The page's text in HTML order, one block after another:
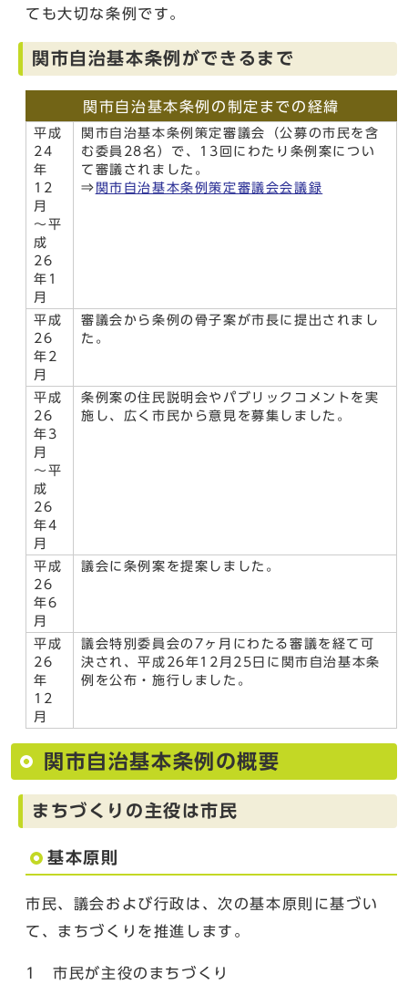
ても大切な条例です。
関市自治基本条例ができるまで
関市自治基本条例の制定までの経緯
平成
24
年
12
月
～平
成
26
年1
月
関市自治基本条例策定審議会（公募の市民を含
む委員28名）で、13回にわたり条例案につい
て審議されました。
⇒ 関市自治基本条例策定審議会会議録
平成
26
年2
月
審議会から条例の骨子案が市長に提出されまし
た。
平成
26
年3
月
～平
成
26
年4
月
条例案の住民説明会やパブリックコメントを実
施し、広く市民から意見を募集しました。
平成
26
年6
月
議会に条例案を提案しました。
平成
26
年
12
月
議会特別委員会の7ヶ月にわたる審議を経て可
決され、平成26年12月25日に関市自治基本条
例を公布・施行しました。
関市自治基本条例の概要
まちづくりの主役は市民
基本原則
市民、議会および行政は、次の基本原則に基づい
て、まちづくりを推進します。
1 市民が主役のまちづくり